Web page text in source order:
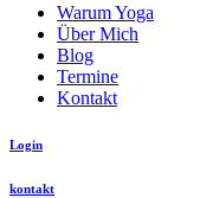
Warum Yoga
Über Mich
Blog
Termine
Kontakt
Login
kontakt